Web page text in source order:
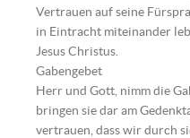
Vertrauen auf seine
in Eintracht miteinander
Jesus Christus.
Gabengebet
Herr und Gott, nimm die
bringen sie dar am
vertrauen, dass wir durch